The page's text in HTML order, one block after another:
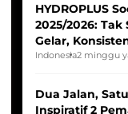
HYDROPLUS
2025/2026:
Gelar,
Indonesia2 minggu
Dua Jalan,
Inspiratif 2